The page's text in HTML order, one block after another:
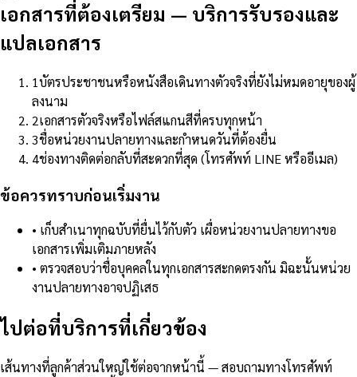
เอกสารที่ต้องเตรียม — บริการรับรองและ
แปลเอกสาร
1บัตรประชาชนหรือหนังสือเดินทางตัวจริงที่ยังไม่หมดอายุของผู้
ลงนาม
2เอกสารตัวจริงหรือไฟล์สแกนสีที่ครบทุกหน้า
3ชื่อหน่วยงานปลายทางและกำหนดวันที่ต้องยื่น
4ช่องทางติดต่อกลับที่สะดวกที่สุด (โทรศัพท์ LINE หรืออีเมล)
ข้อควรทราบก่อนเริ่มงาน
• เก็บสำเนาทุกฉบับที่ยื่นไว้กับตัว เผื่อหน่วยงานปลายทางขอ
เอกสารเพิ่มเติมภายหลัง
• ตรวจสอบว่าชื่อบุคคลในทุกเอกสารสะกดตรงกัน มิฉะนั้นหน่วย
งานปลายทางอาจปฏิเสธ
ไปต่อที่บริการที่เกี่ยวข้อง
เส้นทางที่ลูกค้าส่วนใหญ่ใช้ต่อจากหน้านี้ — สอบถามทางโทรศัพท์